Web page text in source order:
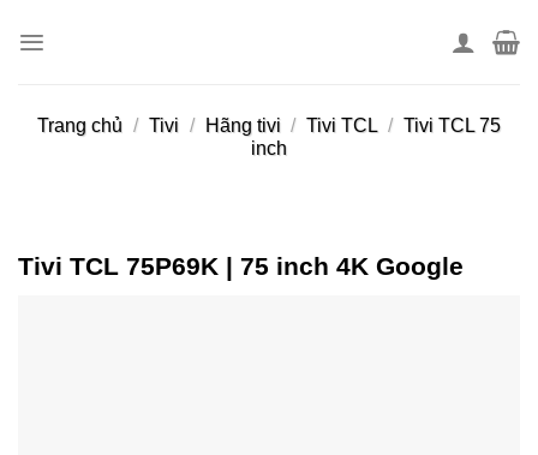
Trang chủ / Tivi / Hãng tivi / Tivi TCL / Tivi TCL 75
inch
Tivi TCL 75P69K | 75 inch 4K Google